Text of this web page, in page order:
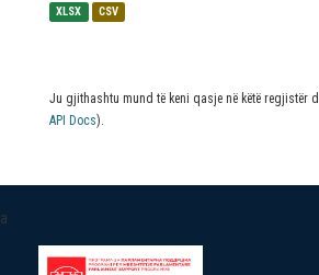
XLSX CSV
Ju gjithashtu mund të keni qasje në këtë regjistër
API Docs).
a